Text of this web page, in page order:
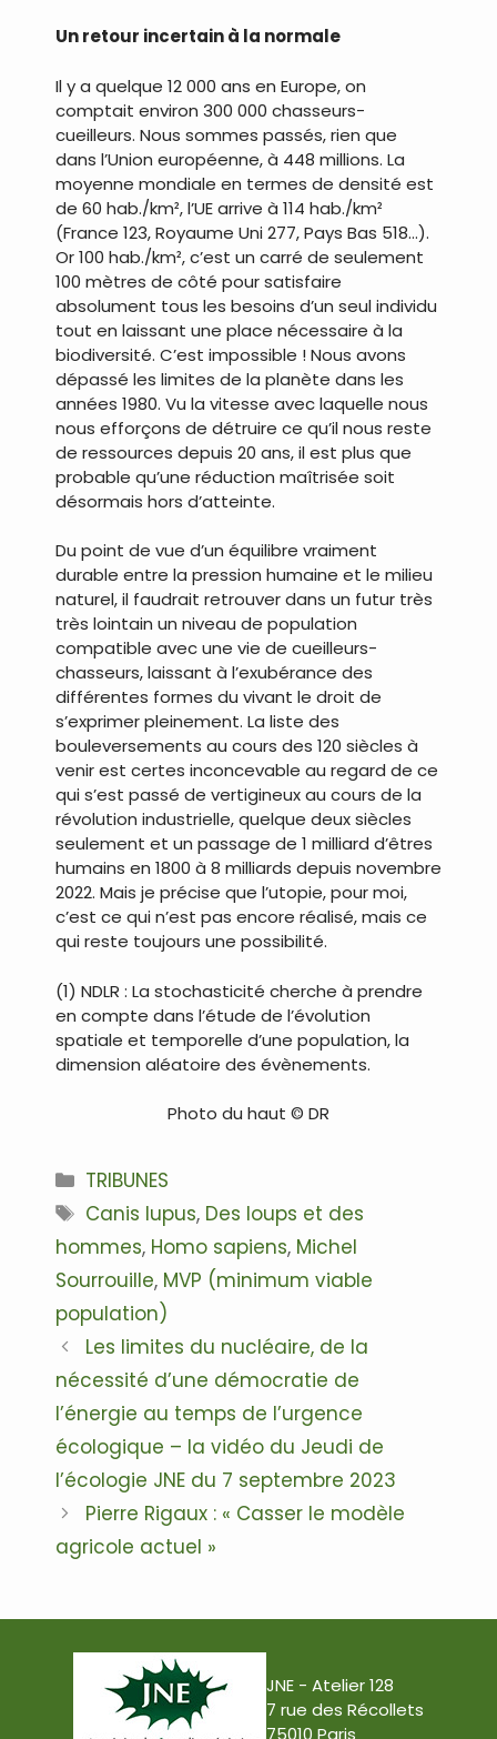
Un retour incertain à la normale
Il y a quelque 12 000 ans en Europe, on
comptait environ 300 000 chasseurs-
cueilleurs. Nous sommes passés, rien que
dans l’Union européenne, à 448 millions. La
moyenne mondiale en termes de densité est
de 60 hab./km², l’UE arrive à 114 hab./km²
(France 123, Royaume Uni 277, Pays Bas 518…).
Or 100 hab./km², c’est un carré de seulement
100 mètres de côté pour satisfaire
absolument tous les besoins d’un seul individu
tout en laissant une place nécessaire à la
biodiversité. C’est impossible ! Nous avons
dépassé les limites de la planète dans les
années 1980. Vu la vitesse avec laquelle nous
nous efforçons de détruire ce qu’il nous reste
de ressources depuis 20 ans, il est plus que
probable qu’une réduction maîtrisée soit
désormais hors d’atteinte.
Du point de vue d’un équilibre vraiment
durable entre la pression humaine et le milieu
naturel, il faudrait retrouver dans un futur très
très lointain un niveau de population
compatible avec une vie de cueilleurs-
chasseurs, laissant à l’exubérance des
différentes formes du vivant le droit de
s’exprimer pleinement. La liste des
bouleversements au cours des 120 siècles à
venir est certes inconcevable au regard de ce
qui s’est passé de vertigineux au cours de la
révolution industrielle, quelque deux siècles
seulement et un passage de 1 milliard d’êtres
humains en 1800 à 8 milliards depuis novembre
2022. Mais je précise que l’utopie, pour moi,
c’est ce qui n’est pas encore réalisé, mais ce
qui reste toujours une possibilité.
(1) NDLR : La stochasticité cherche à prendre
en compte dans l’étude de l’évolution
spatiale et temporelle d’une population, la
dimension aléatoire des évènements.
Photo du haut © DR
Catégories
TRIBUNES
Étiquettes
Canis lupus, Des loups et des
hommes, Homo sapiens, Michel
Sourrouille, MVP (minimum viable
population)
Navigation
des
articles
Les limites du nucléaire, de la
nécessité d’une démocratie de
l’énergie au temps de l’urgence
écologique – la vidéo du Jeudi de
l’écologie JNE du 7 septembre 2023
Pierre Rigaux : « Casser le modèle
agricole actuel »
JNE - Atelier 128
7 rue des Récollets
75010 Paris